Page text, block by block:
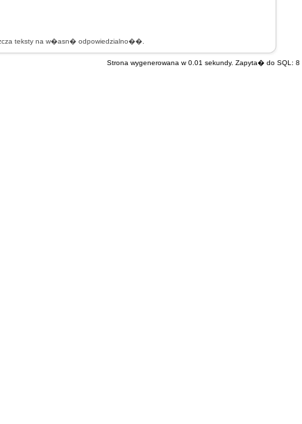
teksty na w�asn� odpowiedzialno��.
Strona wygenerowana w 0.01 sekundy. Zapyta� do SQL: 8